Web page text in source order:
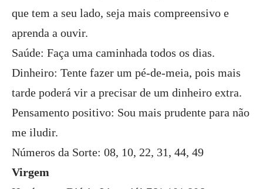
que tem a seu lado, seja mais compreensivo e
aprenda a ouvir.
Saúde: Faça uma caminhada todos os dias.
Dinheiro: Tente fazer um pé-de-meia, pois mais
tarde poderá vir a precisar de um dinheiro extra.
Pensamento positivo: Sou mais prudente para não
me iludir.
Números da Sorte: 08, 10, 22, 31, 44, 49
Virgem